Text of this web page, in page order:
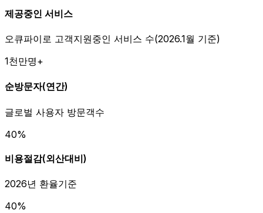
제공중인 서비스
오큐파이로 고객지원중인 서비스 수(2026.1월 기준)
1천만명+
순방문자(연간)
글로벌 사용자 방문객수
40%
비용절감(외산대비)
2026년 환율기준
40%